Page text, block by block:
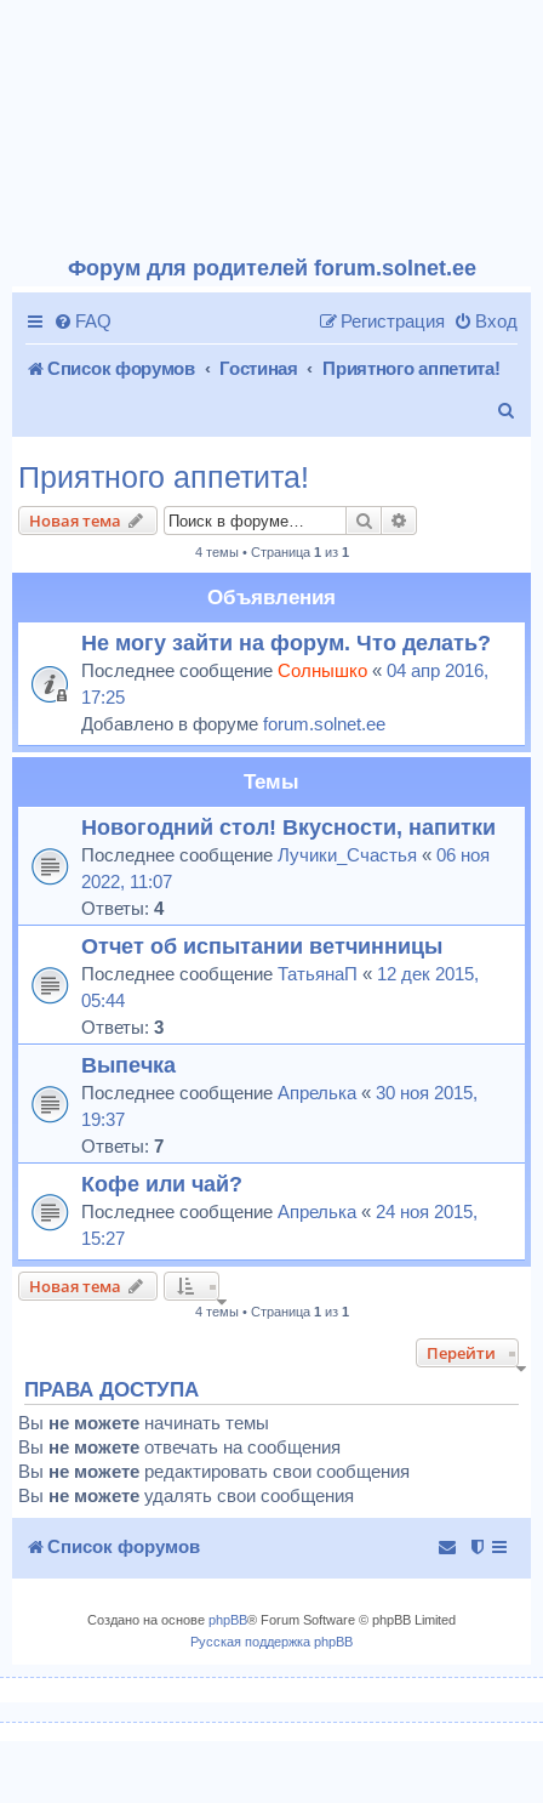
Форум для родителей forum.solnet.ee
FAQ Вход
Регистрация
Список форумов Гостиная
Приятного аппетита!
к
Приятного аппетита!
Новая тема Поиск
4 темы • Страница 1 из 1
Объявления
Не могу зайти на форум. Что делать?
Последнее сообщение Солнышко « 04 апр 2016,
17:25
Добавлено в форуме forum.solnet.ee
Темы
Новогодний стол! Вкусности, напитки
Последнее сообщение Лучики_Счастья « 06 ноя
2022, 11:07
Ответы: 4
Отчет об испытании ветчинницы
Последнее сообщение ТатьянаП « 12 дек 2015,
05:44
Ответы: 3
Выпечка
Последнее сообщение Апрелька « 30 ноя 2015,
19:37
Ответы: 7
Кофе или чай?
Последнее сообщение Апрелька « 24 ноя 2015,
15:27
Новая тема
4 темы • Страница 1 из 1
Перейти
ПРАВА ДОСТУПА
Вы не можете начинать темы
Вы не можете отвечать на сообщения
Вы не можете редактировать свои сообщения
Вы не можете удалять свои сообщения
Список форумов
Создано на основе phpBB® Forum Software © phpBB Limited
Русская поддержка phpBB